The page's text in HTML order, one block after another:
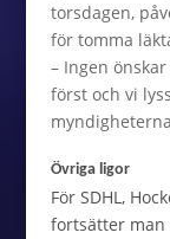
torsdagen,
för tomma
– Ingen
först och vi
Övriga ligor
För SDHL,
fortsätter man